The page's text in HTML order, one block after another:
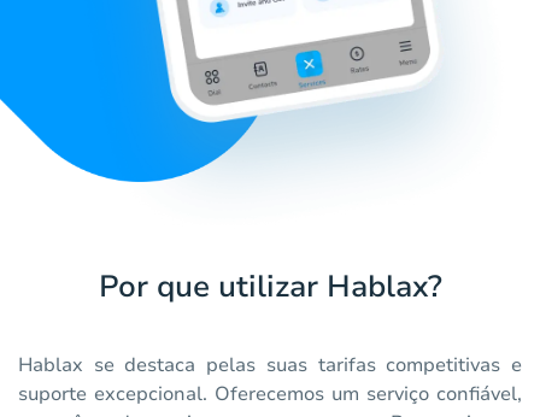
Por que utilizar Hablax?
Hablax se destaca pelas suas tarifas competitivas e
suporte excepcional. Oferecemos um serviço confiável,